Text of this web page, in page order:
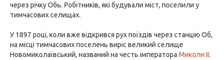
через річку Обь. Робітників, які будували міст, поселили у
тимчасових селищах.
У 1897 році, коли вже відкрився рух поїздів через станцію Об,
на місці тимчасових поселень виріс великий селище
Новомиколаївський, названий на честь імператора Миколи II.